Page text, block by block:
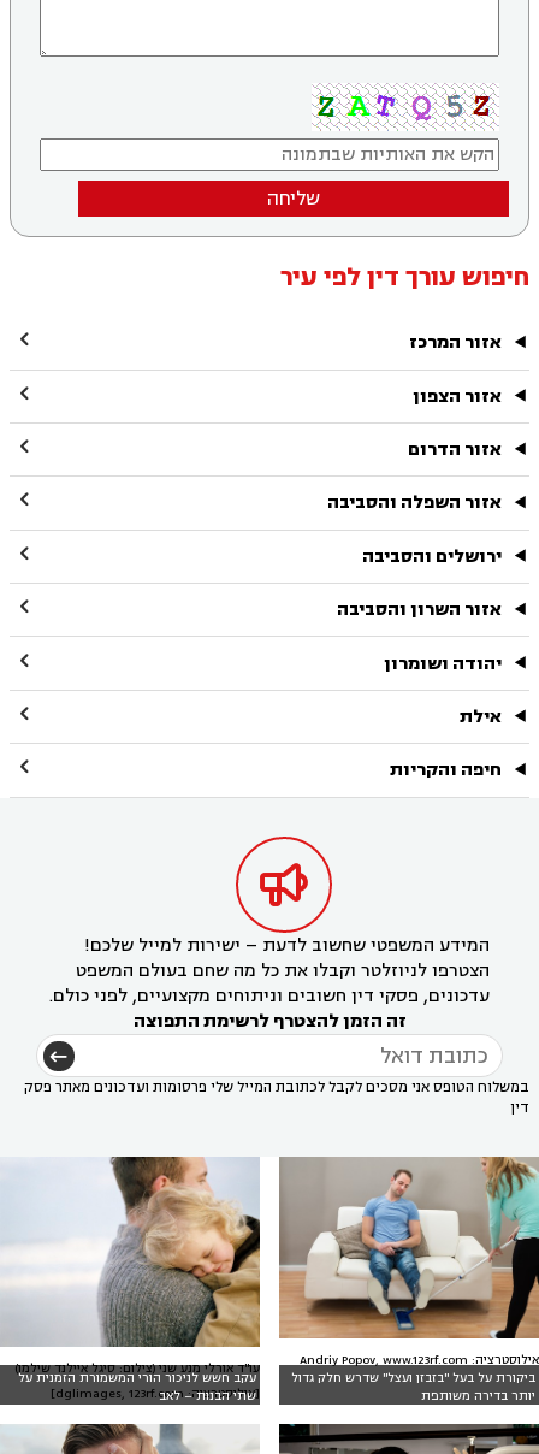
שליחה
חיפוש עורך דין לפי עיר
אזור המרכז 
אזור הצפון 
אזור הדרום 
אזור השפלה והסביבה 
ירושלים והסביבה 
אזור השרון והסביבה 
יהודה ושומרון 
אילת 
חיפה והקריות 

המידע המשפטי שחשוב לדעת – ישירות למייל שלכם!
הצטרפו לניוזלטר וקבלו את כל מה שחם בעולם המשפט
עדכונים, פסקי דין חשובים וניתוחים מקצועיים, לפני כולם.
זה הזמן להצטרף לרשימת התפוצה
במשלוח הטופס אני מסכים לקבל לכתובת המייל שלי פרסומות ועדכונים מאתר פסק
דין
ביקורת על בעל "בזבזן ועצל" שדרש חלק גדול
יותר בדירה משותפת
אילוסטרציה: Andriy Popov, www.123rf.com
עקב חשש לניכור הורי המשמורת הזמנית על
שתי הבנות – לאב
עו"ד אורלי מנע שני (צילום: סיגל איילנד שילמן)
[אילוסטרציה: dglimages, 123rf.com]